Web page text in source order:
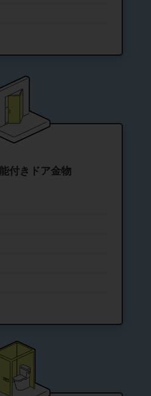
付きドア金物